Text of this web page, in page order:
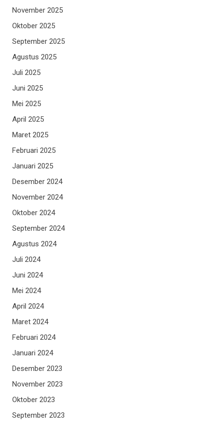
November 2025
Oktober 2025
September 2025
Agustus 2025
Juli 2025
Juni 2025
Mei 2025
April 2025
Maret 2025
Februari 2025
Januari 2025
Desember 2024
November 2024
Oktober 2024
September 2024
Agustus 2024
Juli 2024
Juni 2024
Mei 2024
April 2024
Maret 2024
Februari 2024
Januari 2024
Desember 2023
November 2023
Oktober 2023
September 2023